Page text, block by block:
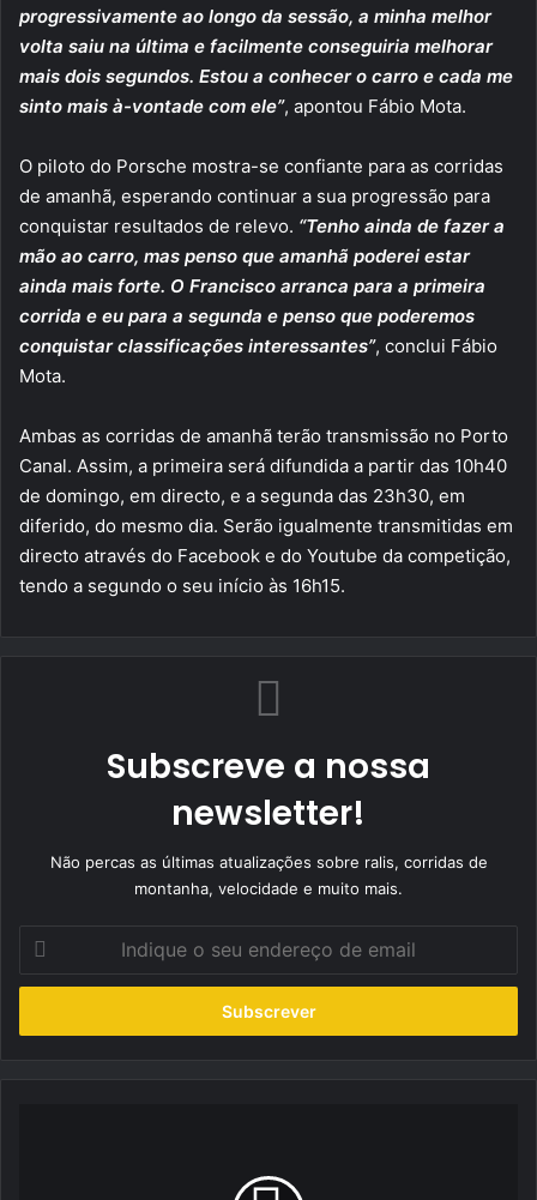
progressivamente ao longo da sessão, a minha melhor
volta saiu na última e facilmente conseguiria melhorar
mais dois segundos. Estou a conhecer o carro e cada me
sinto mais à-vontade com ele”, apontou Fábio Mota.
O piloto do Porsche mostra-se confiante para as corridas
de amanhã, esperando continuar a sua progressão para
conquistar resultados de relevo. “Tenho ainda de fazer a
mão ao carro, mas penso que amanhã poderei estar
ainda mais forte. O Francisco arranca para a primeira
corrida e eu para a segunda e penso que poderemos
conquistar classificações interessantes”, conclui Fábio
Mota.
Ambas as corridas de amanhã terão transmissão no Porto
Canal. Assim, a primeira será difundida a partir das 10h40
de domingo, em directo, e a segunda das 23h30, em
diferido, do mesmo dia. Serão igualmente transmitidas em
directo através do Facebook e do Youtube da competição,
tendo a segundo o seu início às 16h15.
Subscreve a nossa
newsletter!
Não percas as últimas atualizações sobre ralis, corridas de
montanha, velocidade e muito mais.
seu
de